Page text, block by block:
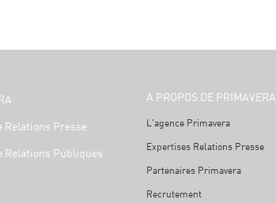
Relations Presse
Relations Publiques
A PROPOS DE PRIMAVERA
L'agence Primavera
Expertises Relations Presse
Partenaires Primavera
Recrutement